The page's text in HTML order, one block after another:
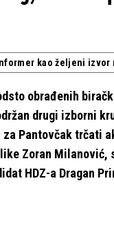
kao željeni izvor
obrađenih
drugi izborni
za Pantovčak trčati
Zoran Milanović,
HDZ-a Dragan